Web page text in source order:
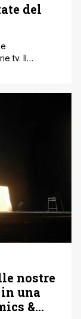
del
tv. Il
abbassato la
continuano
non [']
nostre
in una
&